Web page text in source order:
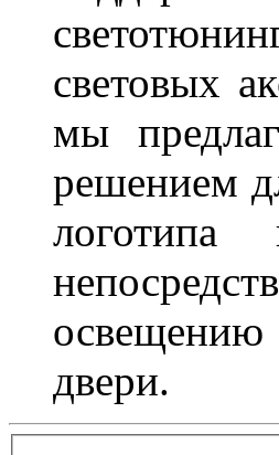
световых
мы
решением
освещению
двери.